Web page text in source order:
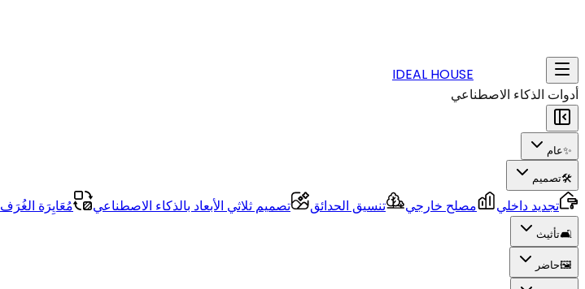
IDEAL HOUSE
أدوات الذكاء الاصطناعي
✨عام
🛠️تصميم
تجديد داخلي مصلح خارجي تنسيق الحدائق تصميم ثلاثي الأبعاد بالذكاء الاصطناعي مُعَايِرَة الغُرَف
🛋️تأثيث
🖼️حاضر